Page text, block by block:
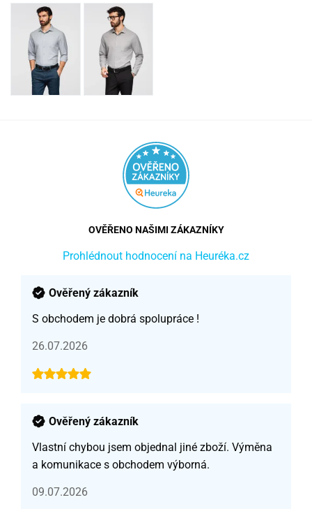
OVĚŘENO NAŠIMI ZÁKAZNÍKY
Prohlédnout hodnocení na Heuréka.cz
Ověřený zákazník
S obchodem je dobrá spolupráce !
26.07.2026
Ověřený zákazník
Vlastní chybou jsem objednal jiné zboží. Výměna
a komunikace s obchodem výborná.
09.07.2026